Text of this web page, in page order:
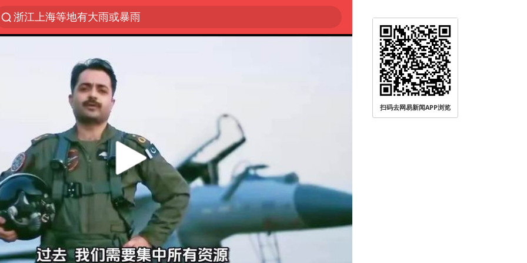
浙江上海等地有大雨或暴雨
光影经济撬动暑期消费新蓝海
《欢迎来龙餐馆》口碑
情侣福建平潭拍日出时坠崖
西湖突现狂风暴雨 游客瞬间被浇透
“不怕六爷挂得多 就怕六爷挂一颗”
视频丨中国东方电气集团原党组副书记、董事宋致远被查
杭州全市有序停课
直击东北超：哈尔滨vs通辽
香港宏福苑火灾或由烟头引起
白海豚将正面袭击贯穿浙江
扫码去网易新闻APP浏览